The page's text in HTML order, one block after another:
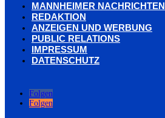
MANNHEIMER NACHRICHTEN
REDAKTION
ANZEIGEN UND WERBUNG
PUBLIC RELATIONS
IMPRESSUM
DATENSCHUTZ
Folgen
Folgen